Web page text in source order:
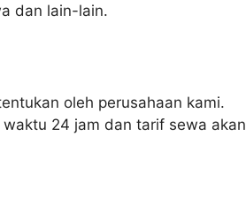
dan lain-lain.
oleh perusahaan kami.
24 jam dan tarif sewa akan